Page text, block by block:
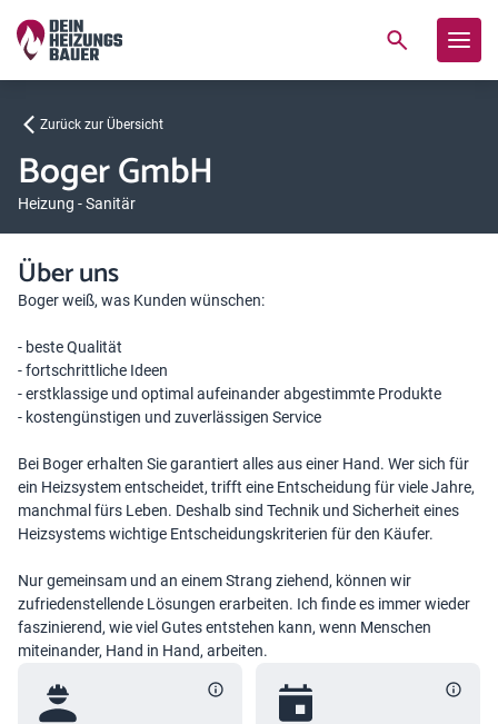
Zurück zur Übersicht
Boger GmbH
Heizung - Sanitär
Über uns
Boger weiß, was Kunden wünschen:
- beste Qualität
- fortschrittliche Ideen
- erstklassige und optimal aufeinander abgestimmte Produkte
- kostengünstigen und zuverlässigen Service
Bei Boger erhalten Sie garantiert alles aus einer Hand. Wer sich für
ein Heizsystem entscheidet, trifft eine Entscheidung für viele Jahre,
manchmal fürs Leben. Deshalb sind Technik und Sicherheit eines
Heizsystems wichtige Entscheidungskriterien für den Käufer.
Nur gemeinsam und an einem Strang ziehend, können wir
zufriedenstellende Lösungen erarbeiten. Ich finde es immer wieder
faszinierend, wie viel Gutes entstehen kann, wenn Menschen
miteinander, Hand in Hand, arbeiten.